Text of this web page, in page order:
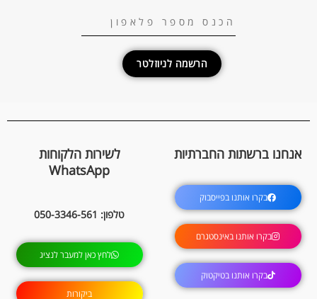
הרשמה לניוזלטר
אנחנו ברשתות החברתיות
בקרו אותנו בפייסבוק
בקרו אותנו באינסטגרם
בקרו אותנו בטיקטוק
לשירות הלקוחות
WhatsApp
טלפון: 050-3346-561
לחץ כאן למעבר לנציג
ביקורות